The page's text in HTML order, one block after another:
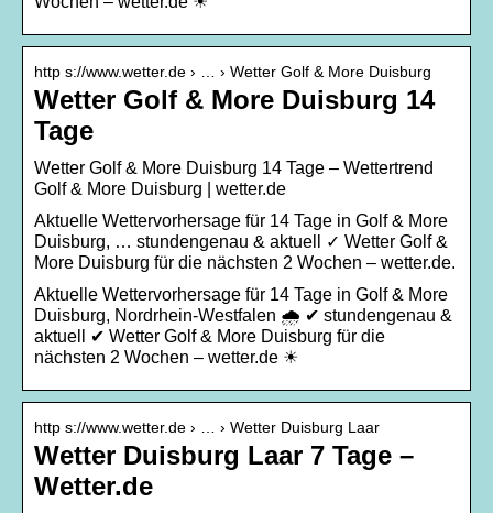
http s://www.wetter.de › … › Wetter Golf & More Duisburg
Wetter Golf & More Duisburg 14
Tage
Wetter Golf & More Duisburg 14 Tage – Wettertrend
Golf & More Duisburg | wetter.de
Aktuelle Wettervorhersage für 14 Tage in Golf & More
Duisburg, … stundengenau & aktuell ✓ Wetter Golf &
More Duisburg für die nächsten 2 Wochen – wetter.de.
Aktuelle Wettervorhersage für 14 Tage in Golf & More
Duisburg, Nordrhein-Westfalen 🌧️ ✔ stundengenau &
aktuell ✔ Wetter Golf & More Duisburg für die
nächsten 2 Wochen – wetter.de ☀
http s://www.wetter.de › … › Wetter Duisburg Laar
Wetter Duisburg Laar 7 Tage –
Wetter.de